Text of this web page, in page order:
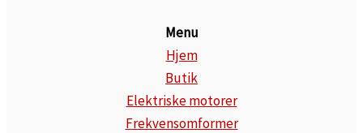
Menu
Hjem
Butik
Elektriske motorer
Frekvensomformer